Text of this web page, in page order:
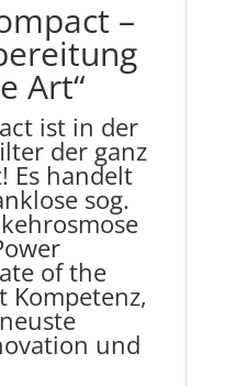
–
Art“
ist in der
der ganz
Es handelt
sog.
of the
Kompetenz,
und